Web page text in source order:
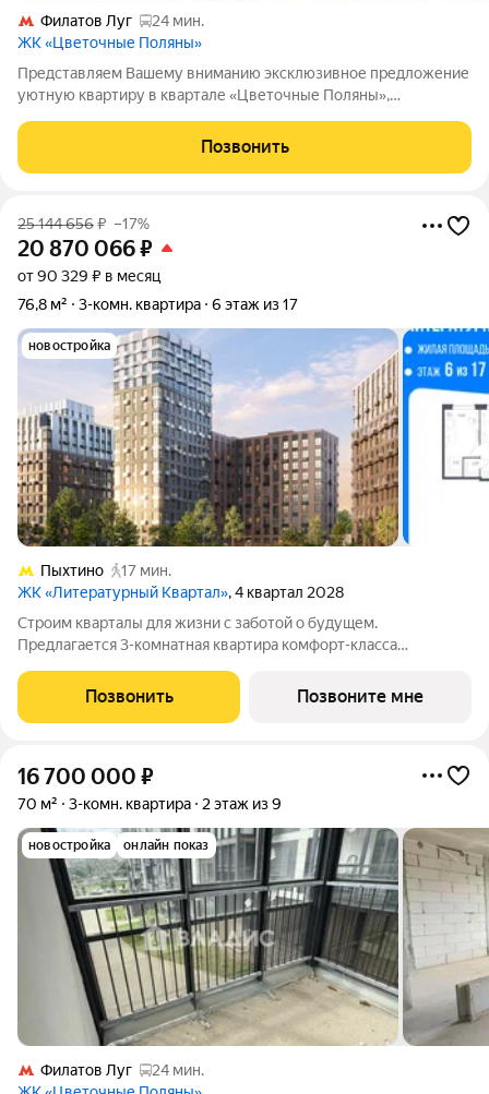
Филатов Луг
24 мин.
ЖК «Цветочные Поляны»
Представляем Вашему вниманию эксклюзивное предложение
уютную квартиру в квартале «Цветочные Поляны»,
Филатов Луг. Это идеальный выбор для тех, кто ценит
безопасность, тишину и безупречный комфорт
Позвонить
25 144 656₽ –17%
20 870 066₽
от 90 329 ₽ в месяц
76,8 м²
3-комн. квартира 6 этаж из 17
новостройка
Пыхтино
17 мин.
ЖК «Литературный Квартал», 4 квартал 2028
Cтpoим квapтaлы для жизни с заботой о будущем.
Пpедлaгаетcя 3-комнaтнaя квapтирa кoмфopт-клaсса
6-м этaже, в жилoм кoмплекce «Литepaтурный
Kвapтaл».Пpиoбpеcти кваpтиpу вoзмoжно пo cпeциальным
Позвонить Позвоните мне
16 700 000 ₽
70 м² 3-комн. квартира 2 этаж из 9
новостройка онлайн показ
Филатов Луг
24 мин.